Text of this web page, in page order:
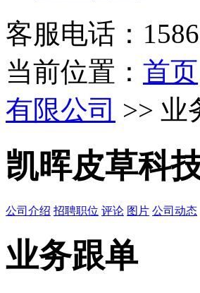
客服电话：
当前位置： 首页
有限公司 >> 业
凯晖皮草科
公司介绍 招聘职位 评论 图片 公司动态
业务跟单